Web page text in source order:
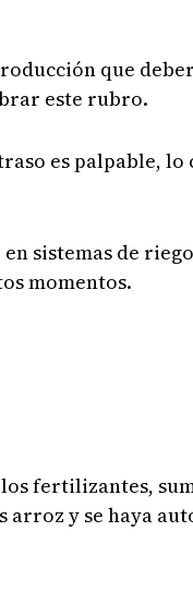
que
este rubro.
es palpable,
sistemas de
momentos.
fertilizantes,
arroz y se haya